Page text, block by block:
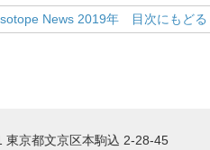
News 2019年 目次にもどる
東京都文京区本駒込 2-28-45